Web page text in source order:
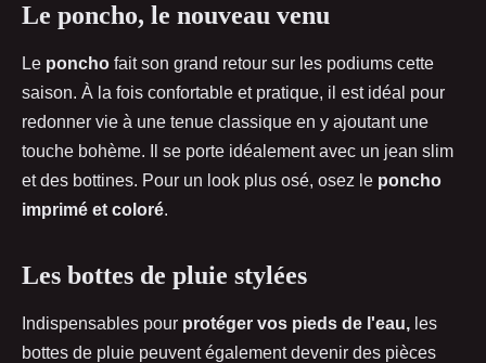
Le poncho, le nouveau venu
Le poncho fait son grand retour sur les podiums cette
saison. À la fois confortable et pratique, il est idéal pour
redonner vie à une tenue classique en y ajoutant une
touche bohème. Il se porte idéalement avec un jean slim
et des bottines. Pour un look plus osé, osez le poncho
imprimé et coloré.
Les bottes de pluie stylées
Indispensables pour protéger vos pieds de l'eau, les
bottes de pluie peuvent également devenir des pièces